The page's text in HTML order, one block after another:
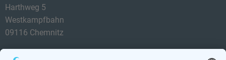
Harthweg 5
Westkampfbahn
09116 Chemnitz